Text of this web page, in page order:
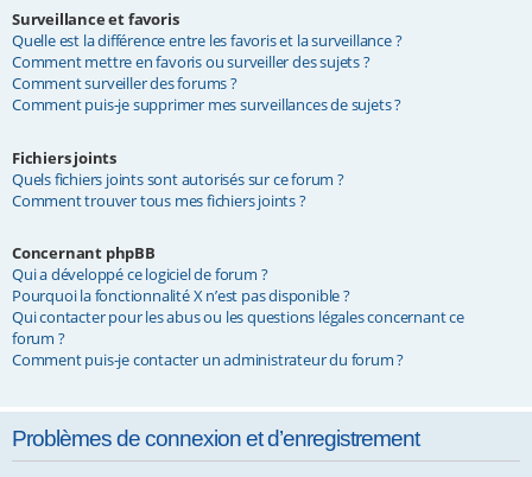
Surveillance et favoris
Quelle est la différence entre les favoris et la surveillance ?
Comment mettre en favoris ou surveiller des sujets ?
Comment surveiller des forums ?
Comment puis-je supprimer mes surveillances de sujets ?
Fichiers joints
Quels fichiers joints sont autorisés sur ce forum ?
Comment trouver tous mes fichiers joints ?
Concernant phpBB
Qui a développé ce logiciel de forum ?
Pourquoi la fonctionnalité X n’est pas disponible ?
Qui contacter pour les abus ou les questions légales concernant ce
forum ?
Comment puis-je contacter un administrateur du forum ?
Problèmes de connexion et d’enregistrement